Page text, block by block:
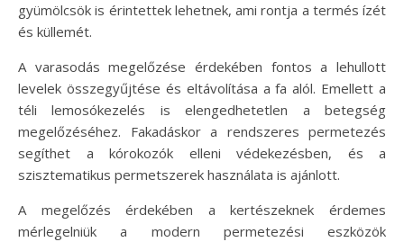
gyümölcsök is érintettek lehetnek, ami rontja a termés ízét
és küllemét.
A varasodás megelőzése érdekében fontos a lehullott
levelek összegyűjtése és eltávolítása a fa alól. Emellett a
téli lemosókezelés is elengedhetetlen a betegség
megelőzéséhez. Fakadáskor a rendszeres permetezés
segíthet a kórokozók elleni védekezésben, és a
szisztematikus permetszerek használata is ajánlott.
A megelőzés érdekében a kertészeknek érdemes
mérlegelniük a modern permetezési eszközök